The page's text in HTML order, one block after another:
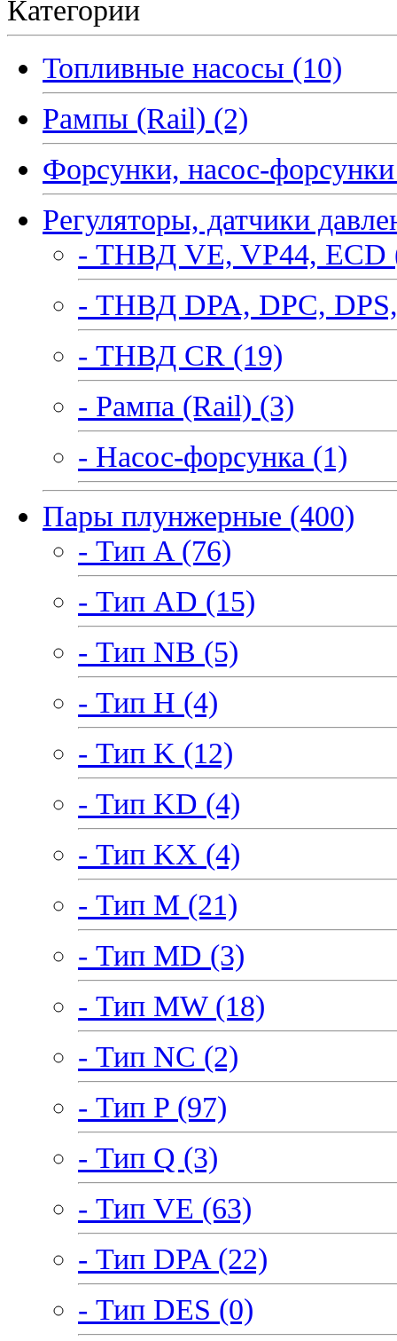
Категории
Топливные насосы (10)
Рампы (Rail) (2)
Форсунки, насос-
Регуляторы, датчики
- ТНВД VE, VP44, ECD
- ТНВД DPA, DPC,
- ТНВД CR (19)
- Рампа (Rail) (3)
- Насос-форсунка (1)
Пары плунжерные (400)
- Тип A (76)
- Тип AD (15)
- Тип NB (5)
- Тип H (4)
- Тип K (12)
- Тип KD (4)
- Тип KX (4)
- Тип M (21)
- Тип MD (3)
- Тип MW (18)
- Тип NC (2)
- Тип P (97)
- Тип Q (3)
- Тип VE (63)
- Тип DPA (22)
- Тип DES (0)